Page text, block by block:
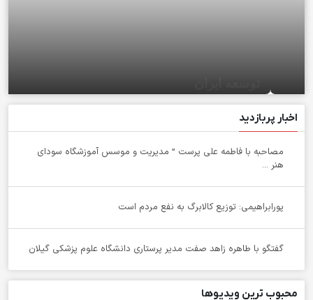
اخبار پربازدید
مصاحبه با فاطمه علی پرست ” مدیریت و موسس آموزشگاه سودای
هنر ...
پورابراهیمی: توزیع کالابرگ به نفع مردم است
گفتگو با طاهره زاهد صفت مدیر پرستاری دانشگاه علوم پزشکی گیلان
محبوب ترین ویدیوها